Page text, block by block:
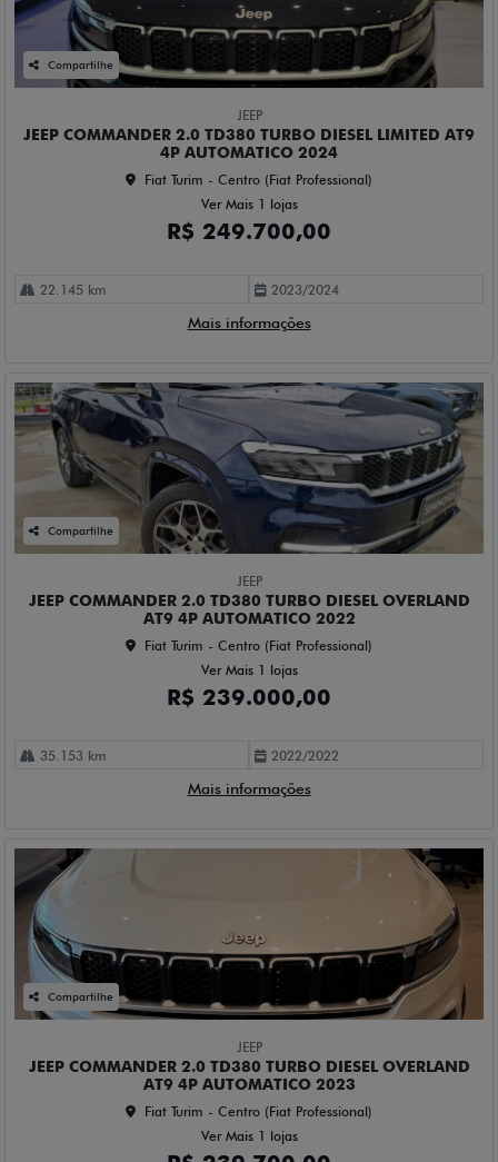
22.145 km 2023/2024
Mais informações
JEEP COMMANDER 2.0 TD380 TURBO DIESEL OVERLAND
Ver Mais 1 lojas
R$ 239.000,00
35.153 km 2022/2022
Mais informações
JEEP COMMANDER 2.0 TD380 TURBO DIESEL OVERLAND
27.205 km 2023/2023
Mais informações